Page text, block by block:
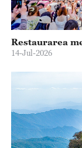
Restaurarea
14-Jul-2026